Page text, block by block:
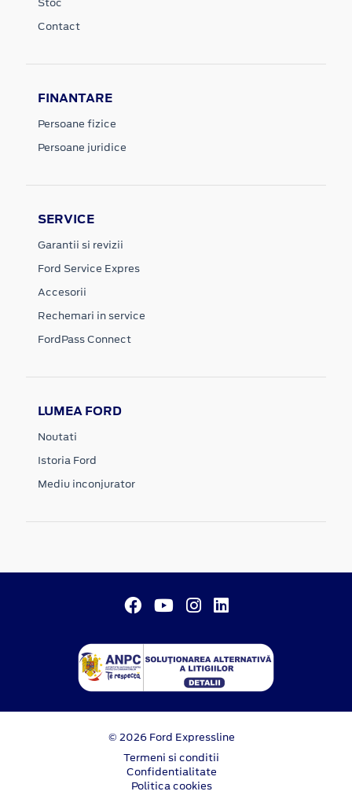
Contact
FINANTARE
Persoane fizice
Persoane juridice
SERVICE
Garantii si revizii
Ford Service Expres
Accesorii
Rechemari in service
FordPass Connect
LUMEA FORD
Noutati
Istoria Ford
Mediu inconjurator
© 2026 Ford Expressline
Termeni si conditii
Confidentialitate
Politica cookies